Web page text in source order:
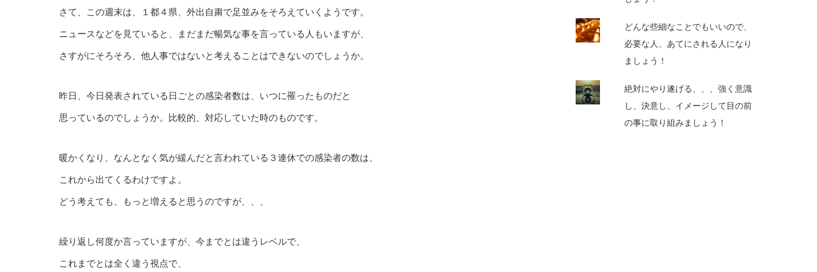
さて、この週末は、１都４県、外出自粛で足並みをそろえていくようです。
ニュースなどを見ていると、まだまだ暢気な事を言っている人もいますが、
さすがにそろそろ、他人事ではないと考えることはできないのでしょうか。
昨日、今日発表されている日ごとの感染者数は、いつに罹ったものだと
思っているのでしょうか。比較的、対応していた時のものです。
暖かくなり、なんとなく気が緩んだと言われている３連休での感染者の数は、
これから出てくるわけですよ。
どう考えても、もっと増えると思うのですが、、、
繰り返し何度か言っていますが、今までとは違うレベルで、
これまでとは全く違う視点で、
どんな些細なことでもいいので、
必要な人、あてにされる人になり
ましょう！
絶対にやり遂げる、、、強く意識
し、決意し、イメージして目の前
の事に取り組みましょう！